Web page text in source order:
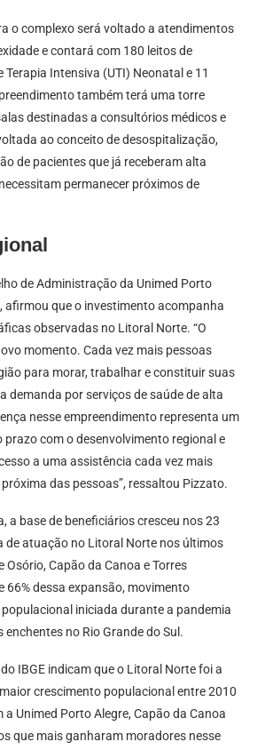
o complexo será voltado a atendimentos
e contará com 180 leitos de
Terapia Intensiva (UTI) Neonatal e 11
também terá uma torre
destinadas a consultórios médicos e
ao conceito de desospitalização,
de pacientes que já receberam alta
permanecer próximos de
de Administração da Unimed Porto
afirmou que o investimento acompanha
observadas no Litoral Norte. “O
momento. Cada vez mais pessoas
para morar, trabalhar e constituir suas
demanda por serviços de saúde de alta
nesse empreendimento representa um
com o desenvolvimento regional e
a uma assistência cada vez mais
das pessoas”, ressaltou Pizzato.
a base de beneficiários cresceu nos 23
de atuação no Litoral Norte nos últimos
Osório, Capão da Canoa e Torres
66% dessa expansão, movimento
iniciada durante a pandemia
no Rio Grande do Sul.
IBGE indicam que o Litoral Norte foi a
crescimento populacional entre 2010
a Unimed Porto Alegre, Capão da Canoa
que mais ganharam moradores nesse